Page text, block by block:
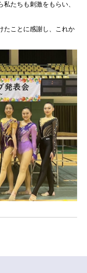
たちも刺激をもらい、
たことに感謝し、これか